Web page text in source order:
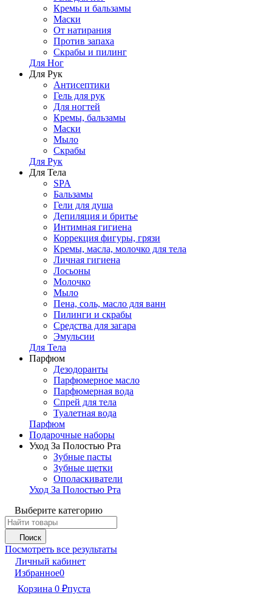
Кремы и бальзамы
Маски
От натирания
Против запаха
Скрабы и пилинг
Для Ног
Для Рук
Антисептики
Гель для рук
Для ногтей
Кремы, бальзамы
Маски
Мыло
Скрабы
Для Рук
Для Тела
SPA
Бальзамы
Гели для душа
Депиляция и бритье
Интимная гигиена
Коррекция фигуры, грязи
Кремы, масла, молочко для тела
Личная гигиена
Лосьоны
Молочко
Мыло
Пена, соль, масло для ванн
Пилинги и скрабы
Средства для загара
Эмульсии
Для Тела
Парфюм
Дезодоранты
Парфюмерное масло
Парфюмерная вода
Спрей для тела
Туалетная вода
Парфюм
Подарочные наборы
Уход За Полостью Рта
Зубные пасты
Зубные щетки
Ополаскиватели
Уход За Полостью Рта
Выберите категорию
Поиск
Посмотреть все результаты
Личный кабинет
Избранное0
Корзина 0 ₽пуста